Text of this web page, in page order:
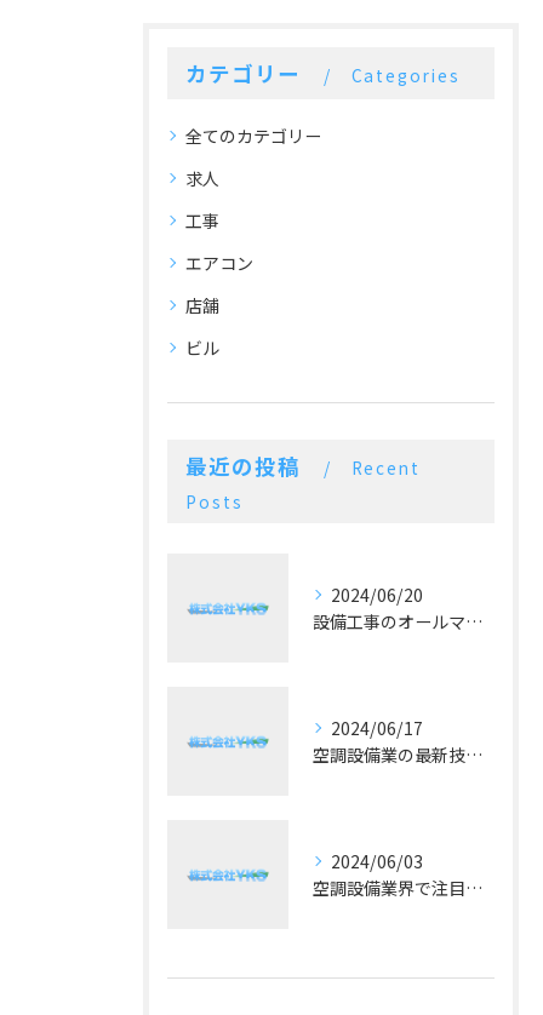
カテゴリー Categories
全てのカテゴリー
求人
工事
エアコン
店舗
ビル
最近の投稿
Recent
Posts
2024/06/20
設備工事のオールマイティー！施工実績豊富な空調設備業
2024/06/17
空調設備業の最新技術と予算に合った提案が好評！
2024/06/03
空調設備業界で注目！冷暖房の最新トレンドとは？